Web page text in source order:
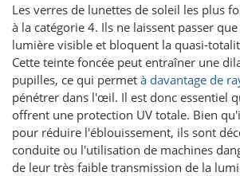
Les verres de lunettes de soleil les plus
à la catégorie 4. Ils ne laissent passer
lumière visible et bloquent la quasi-
Cette teinte foncée peut entraîner une
pupilles, ce qui permet à davantage de
pénétrer dans l'œil. Il est donc essentiel
offrent une protection UV totale. Bien
pour réduire l'éblouissement, ils sont
conduite ou l'utilisation de machines
de leur très faible transmission de la